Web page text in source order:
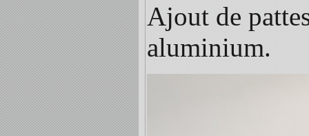
Ajout de
aluminium.